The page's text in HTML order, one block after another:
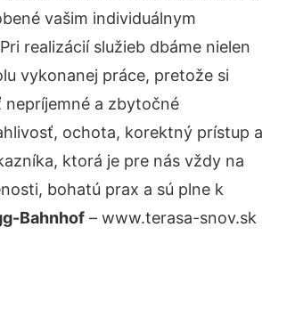
vašim individuálnym
realizácií služieb dbáme nielen
vykonanej práce, pretože si
nepríjemné a zbytočné
ochota, korektný prístup a
ktorá je pre nás vždy na
bohatú prax a sú plne k
Bahnhof – www.terasa-snov.sk